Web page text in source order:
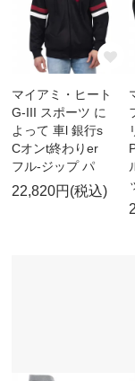
マイアミ・ヒート
G-III スポーツ に
よって 車l 銀行s
Cオンt終わりer
フル-ジップ パ
22,820円(税込)